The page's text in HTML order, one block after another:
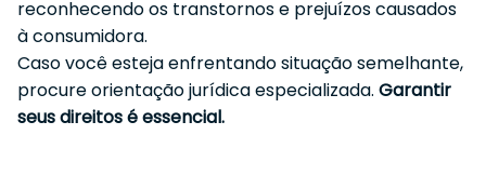
reconhecendo os transtornos e prejuízos causados
à consumidora.
Caso você esteja enfrentando situação semelhante,
procure orientação jurídica especializada. Garantir
seus direitos é essencial.